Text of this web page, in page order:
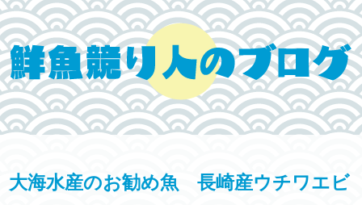
大海水産のお勧め魚 長崎産ウチワエビ